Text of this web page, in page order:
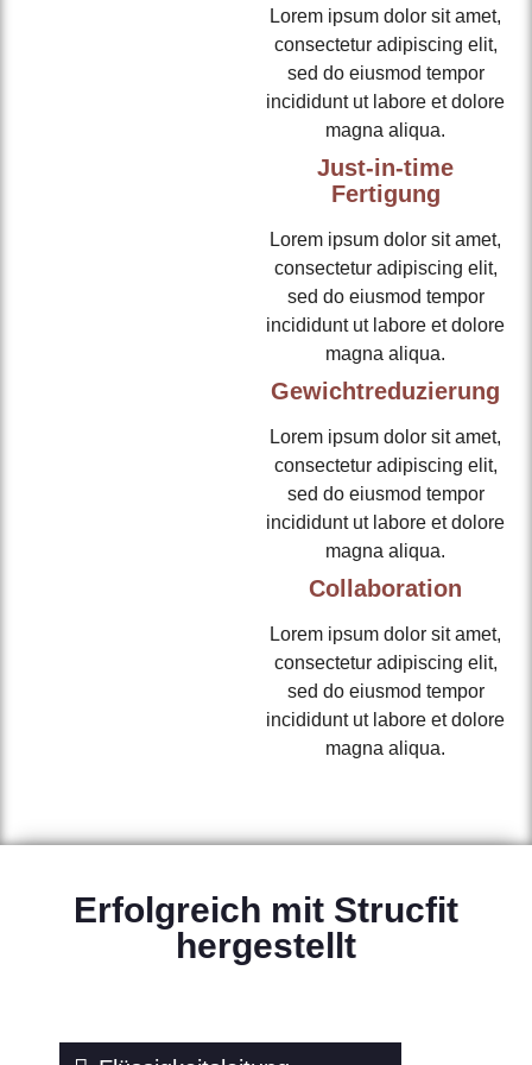
Lorem ipsum dolor sit amet,
consectetur adipiscing elit,
sed do eiusmod tempor
incididunt ut labore et dolore
magna aliqua.
Just-in-time
Fertigung
Lorem ipsum dolor sit amet,
consectetur adipiscing elit,
sed do eiusmod tempor
incididunt ut labore et dolore
magna aliqua.
Gewichtreduzierung
Lorem ipsum dolor sit amet,
consectetur adipiscing elit,
sed do eiusmod tempor
incididunt ut labore et dolore
magna aliqua.
Collaboration
Lorem ipsum dolor sit amet,
consectetur adipiscing elit,
sed do eiusmod tempor
incididunt ut labore et dolore
magna aliqua.
Erfolgreich mit Strucfit
hergestellt